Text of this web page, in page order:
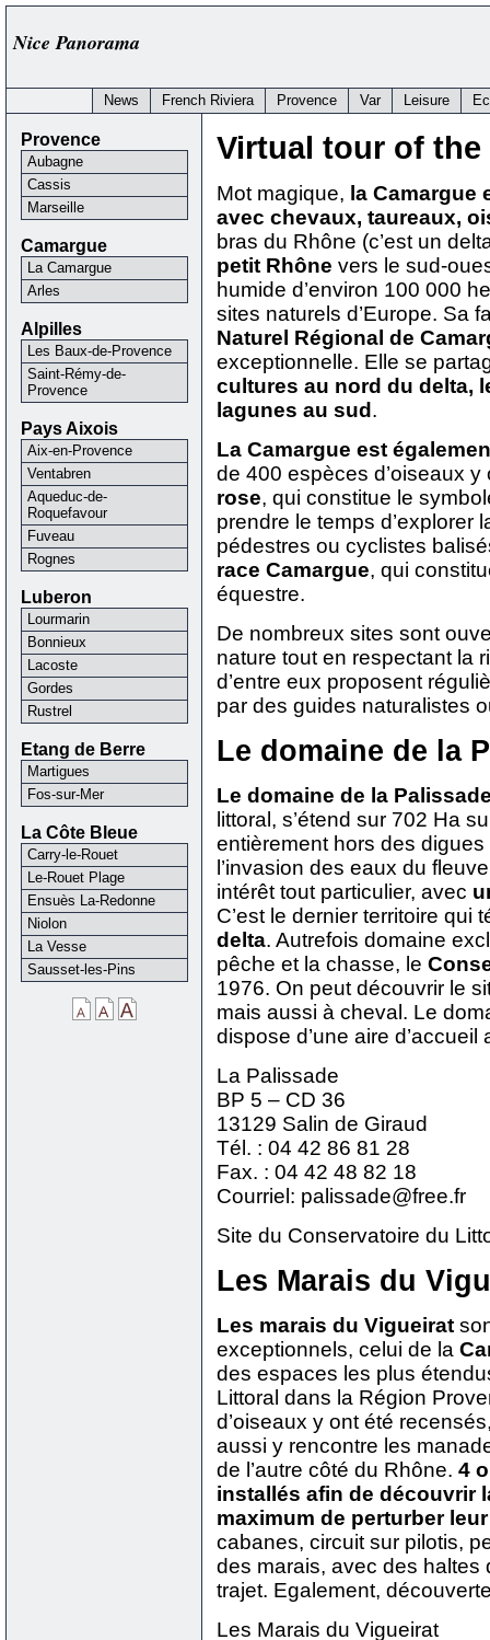
Nice Panorama
News French Riviera Provence Var Leisure
Virtual tour of the
Mot magique, la Camargue
avec chevaux, taureaux,
bras du Rhône (c’est un
petit Rhône vers le sud-
humide d’environ 100 000
sites naturels d’Europe. Sa
Naturel Régional de
exceptionnelle. Elle se
cultures au nord du delta,
lagunes au sud .
La Camargue est
de 400 espèces d’oiseaux
rose, qui constitue le
prendre le temps d’explorer
pédestres ou cyclistes
race Camargue, qui
équestre.
De nombreux sites sont
nature tout en respectant la
d’entre eux proposent
par des guides naturalistes
Le domaine de la
Le domaine de la
littoral, s’étend sur 702 Ha
entièrement hors des
l’invasion des eaux du
intérêt tout particulier, avec
C’est le dernier territoire qui
delta. Autrefois domaine
pêche et la chasse, le
1976. On peut découvrir le
mais aussi à cheval. Le
dispose d’une aire
La Palissade
BP 5 – CD 36
13129 Salin de Giraud
Tél. : 04 42 86 81 28
Fax. : 04 42 48 82 18
Courriel: palissade@free.fr
Site du Conservatoire du
Les Marais du
Les marais du Vigueirat
exceptionnels, celui de la
des espaces les plus
Littoral dans la Région
d’oiseaux y ont été
aussi y rencontre les
de l’autre côté du Rhône. 4
installés afin de découvrir
maximum de perturber
cabanes, circuit sur pilotis,
des marais, avec des haltes
trajet. Egalement,
Les Marais du Vigueirat
Provence
Aubagne
Cassis
Marseille
Camargue
La Camargue
Arles
Alpilles
Les Baux-de-Provence
Saint-Rémy-de-
Provence
Pays Aixois
Aix-en-Provence
Ventabren
Aqueduc-de-
Roquefavour
Fuveau
Rognes
Luberon
Lourmarin
Bonnieux
Lacoste
Gordes
Rustrel
Etang de Berre
Martigues
Fos-sur-Mer
La Côte Bleue
Carry-le-Rouet
Le-Rouet Plage
Ensuès La-Redonne
Niolon
La Vesse
Sausset-les-Pins